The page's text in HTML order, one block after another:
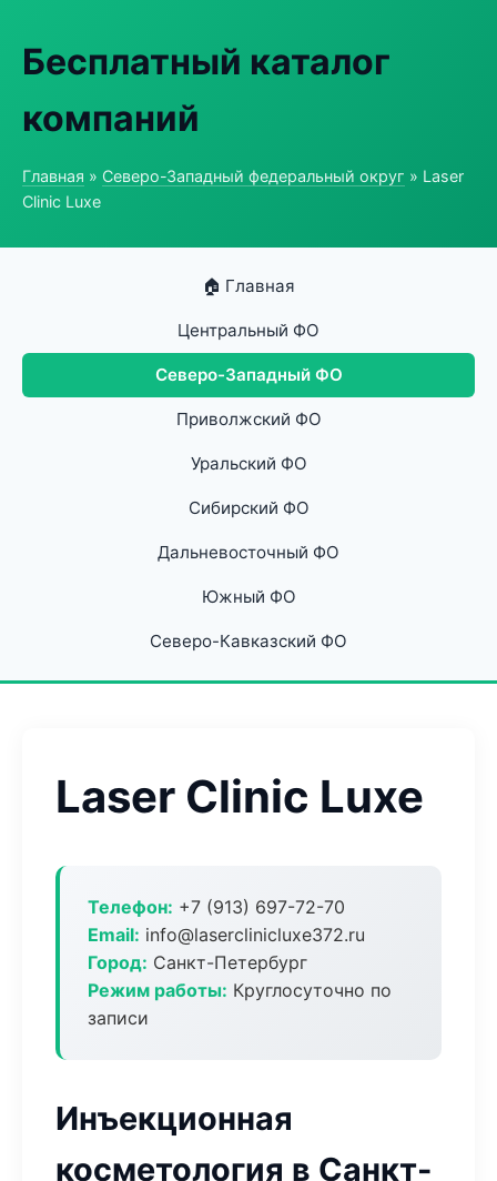
Бесплатный каталог
компаний
Главная » Северо-Западный федеральный округ » Laser
Clinic Luxe
🏠 Главная
Центральный ФО
Северо-Западный ФО
Приволжский ФО
Уральский ФО
Сибирский ФО
Дальневосточный ФО
Южный ФО
Северо-Кавказский ФО
Laser Clinic Luxe
Телефон: +7 (913) 697-72-70
Email: info@laserclinicluxe372.ru
Город: Санкт-Петербург
Режим работы: Круглосуточно по
записи
Инъекционная
косметология в Санкт-